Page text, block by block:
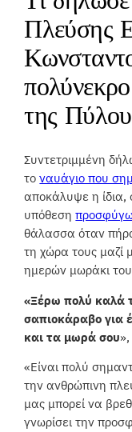
Πλεύσης
της
Συντετριμμένη
τοναυάγιο που
αποκάλυψε η ίδια,
υπόθεση
θάλασσα όταν
τη χώρα τους μαζί
ημερών μωράκι
«Ξέρω πολύ καλά
σαπιοκάραβο για
και τα μωρά σου»,
«Είναι πολύ
την ανθρώπινη
μας μπορεί να
γνωρίσει την